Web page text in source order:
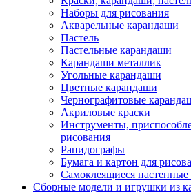
Наборы для рисования
Акварельные карандаши
Пастель
Пастельные карандаши
Карандаши металлик
Угольные карандаши
Цветные карандаши
Чернографитовые
Акриловые краски
Инструменты,
рисования
Рапидографы
Бумага и картон для
Самоклеящиеся
Сборные модели и игрушки из